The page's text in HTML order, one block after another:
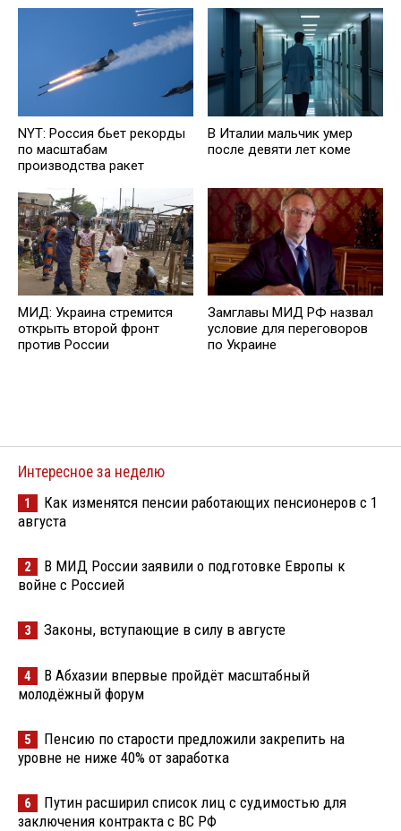
NYT: Россия бьет рекорды
по масштабам
производства ракет
В Италии мальчик умер
после девяти лет коме
МИД: Украина стремится
открыть второй фронт
против России
Замглавы МИД РФ назвал
условие для переговоров
по Украине
Интересное за неделю
1
Как изменятся пенсии работающих пенсионеров с 1
августа
2
В МИД России заявили о подготовке Европы к
войне с Россией
3 Законы, вступающие в силу в августе
4
В Абхазии впервые пройдёт масштабный
молодёжный форум
5
Пенсию по старости предложили закрепить на
уровне не ниже 40% от заработка
6
Путин расширил список лиц с судимостью для
заключения контракта с ВС РФ